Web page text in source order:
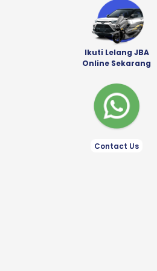
Ikuti Lelang JBA
Online Sekarang
Contact Us